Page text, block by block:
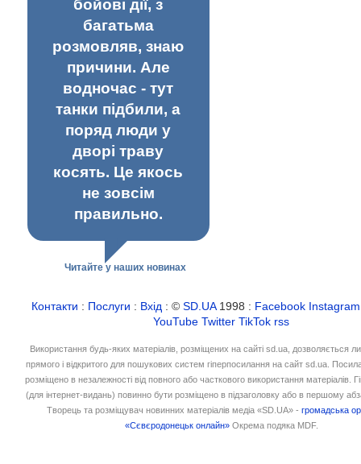
бойові дії, з
багатьма
розмовляв, знаю
причини. Але
водночас - тут
танки підбили, а
поряд люди у
дворі траву
косять. Це якось
не зовсім
правильно.
Читайте у наших новинах
Контакти : Послуги : Вхід : ©SD.UA1998 : Facebook Instagram
YouTube Twitter TikTok rss
Використання будь-яких матеріалів, розміщених на сайті sd.ua, дозволяється
прямого і відкритого для пошукових систем гіперпосилання на сайт sd.ua.
розміщено в незалежності від повного або часткового використання матеріалів.
(для інтернет-видань) повинно бути розміщено в підзаголовку або в першому
Творець та розміщувач новинних матеріалів медіа «SD.UA» -громадська
«Сєвєродонецьк онлайн» Окрема подяка MDF.